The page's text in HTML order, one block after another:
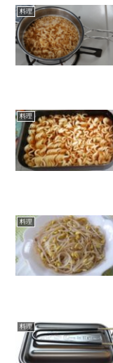
料理
料理
料理
料理